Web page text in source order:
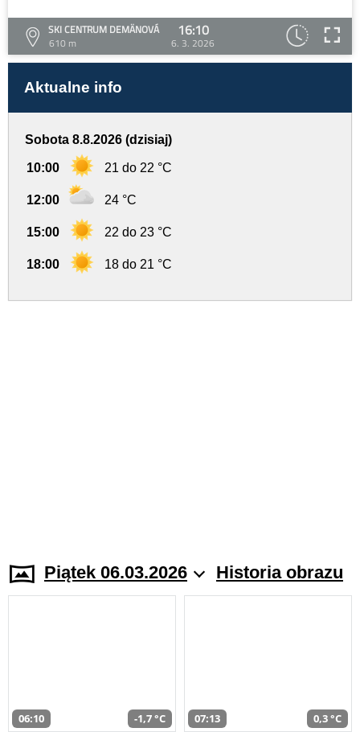
SKI CENTRUM DEMÄNOVÁ
610 m
16:10
6. 3. 2026
Aktualne info
Sobota 8.8.2026 (dzisiaj)
10:00 21 do 22 °C
12:00 24 °C
15:00 22 do 23 °C
18:00 18 do 21 °C
Piątek 06.03.2026 Historia obrazu
06:10 -1,7 °C 07:13 0,3 °C